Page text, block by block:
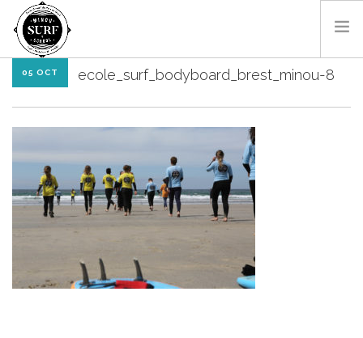
SURF & BODYBOARD
PADDLE
LOCATIONS
SHOP
CONTACT
05 OCT ecole_surf_bodyboard_brest_minou-8